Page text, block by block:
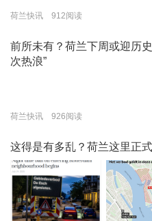
荷兰快讯 912阅读
前所未有？荷兰下周或迎历
次热浪”
荷兰快讯 926阅读
这得是有多乱？荷兰这里正